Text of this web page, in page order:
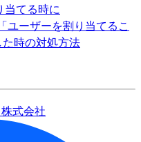
当てる時に
ユーザーを割り当てるこ
時の対処方法
式会社